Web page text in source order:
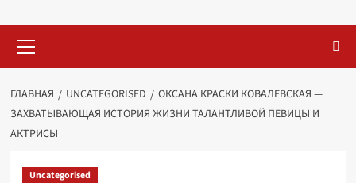
меню
ГЛАВНАЯ UNCATEGORISED
ОКСАНА КРАСКИ КОВАЛЕВСКАЯ —
ЗАХВАТЫВАЮЩАЯ ИСТОРИЯ ЖИЗНИ ТАЛАНТЛИВОЙ ПЕВИЦЫ И
АКТРИСЫ
Uncategorised